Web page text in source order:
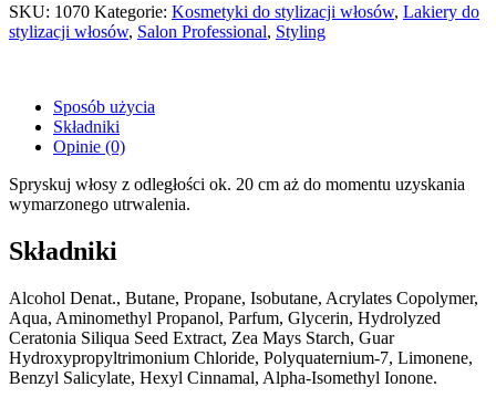
SKU: 1070 Kategorie: Kosmetyki do stylizacji włosów, Lakiery do
stylizacji włosów, Salon Professional, Styling
Sposób użycia
Składniki
Opinie (0)
Spryskuj włosy z odległości ok. 20 cm aż do momentu uzyskania
wymarzonego utrwalenia.
Składniki
Alcohol Denat., Butane, Propane, Isobutane, Acrylates Copolymer,
Aqua, Aminomethyl Propanol, Parfum, Glycerin, Hydrolyzed
Ceratonia Siliqua Seed Extract, Zea Mays Starch, Guar
Hydroxypropyltrimonium Chloride, Polyquaternium-7, Limonene,
Benzyl Salicylate, Hexyl Cinnamal, Alpha-Isomethyl Ionone.